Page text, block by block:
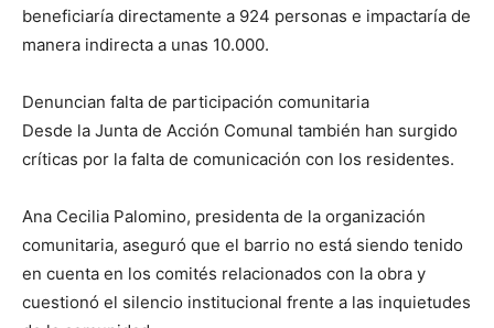
beneficiaría directamente a 924 personas e impactaría de
manera indirecta a unas 10.000.
Denuncian falta de participación comunitaria
Desde la Junta de Acción Comunal también han surgido
críticas por la falta de comunicación con los residentes.
Ana Cecilia Palomino, presidenta de la organización
comunitaria, aseguró que el barrio no está siendo tenido
en cuenta en los comités relacionados con la obra y
cuestionó el silencio institucional frente a las inquietudes